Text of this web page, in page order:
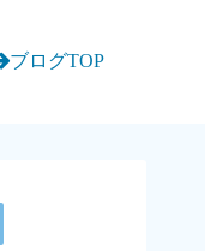
ブログTOP